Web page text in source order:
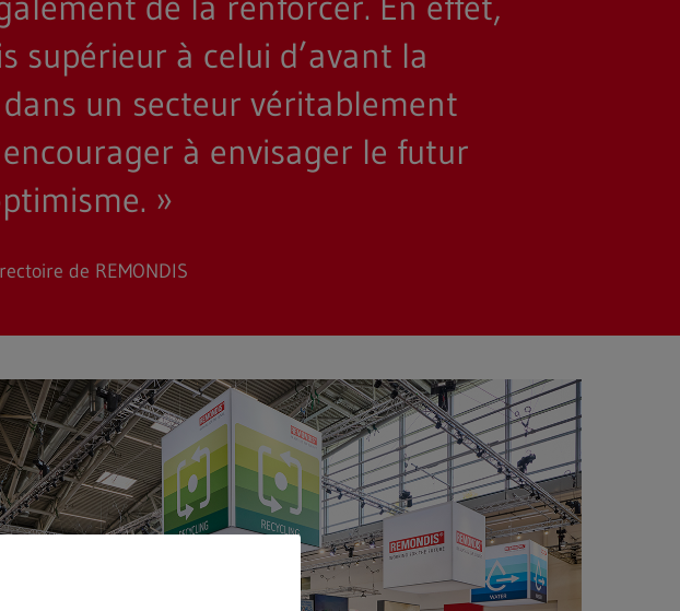
supérieur à celui d’avant la
un secteur véritablement
à envisager le futur
»
de REMONDIS